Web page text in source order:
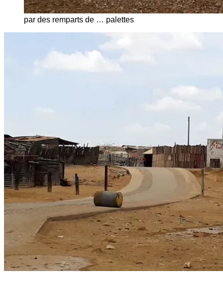
par des remparts de … palettes